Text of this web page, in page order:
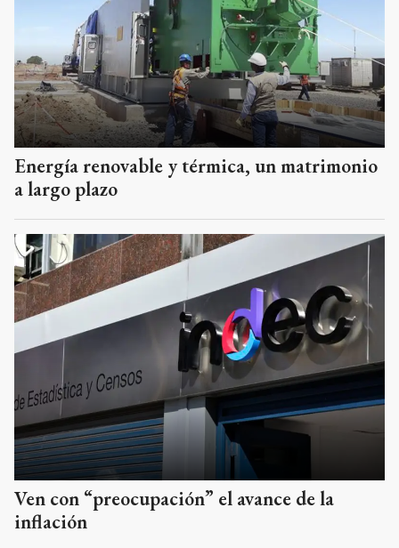
Energía renovable y térmica, un matrimonio
a largo plazo
Ven con “preocupación” el avance de la
inflación